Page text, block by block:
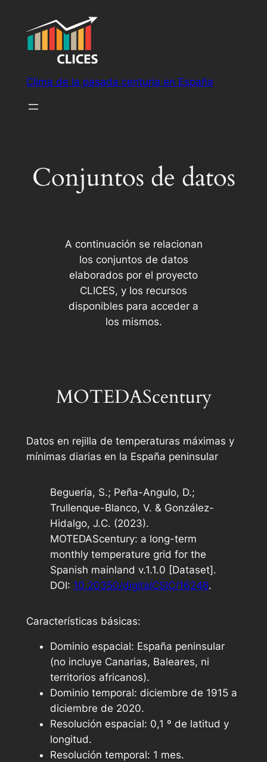
Clima de la pasada centuria en España
Conjuntos de datos
A continuación se relacionan
los conjuntos de datos
elaborados por el proyecto
CLICES, y los recursos
disponibles para acceder a
los mismos.
MOTEDAScentury
Datos en rejilla de temperaturas máximas y
mínimas diarias en la España peninsular
Beguería, S.; Peña-Angulo, D.;
Trullenque-Blanco, V. & González-
Hidalgo, J.C. (2023).
MOTEDAScentury: a long-term
monthly temperature grid for the
Spanish mainland v.1.1.0 [Dataset].
DOI: 10.20350/digitalCSIC/16246.
Características básicas:
Dominio espacial: España peninsular
(no incluye Canarias, Baleares, ni
territorios africanos).
Dominio temporal: diciembre de 1915 a
diciembre de 2020.
Resolución espacial: 0,1 º de latitud y
longitud.
Resolución temporal: 1 mes.